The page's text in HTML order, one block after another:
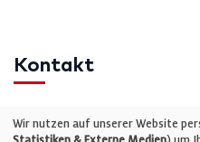
Kontakt
Telefon: +49 (0)711 2585563-0
Wir nutzen auf unserer Website